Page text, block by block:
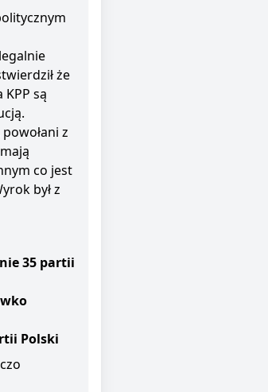
że
są
z
co jest
był z
35 partii
Polski